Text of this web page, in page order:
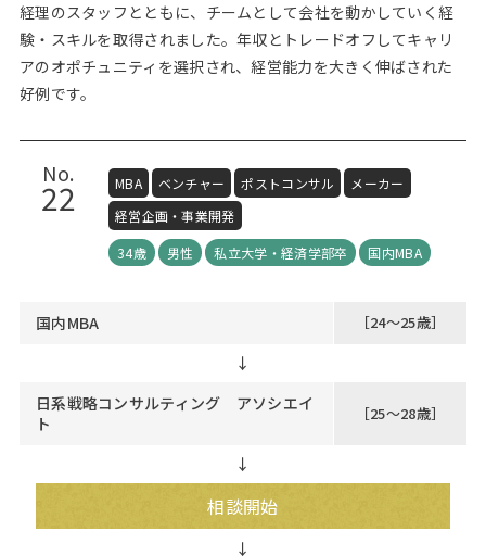
経理のスタッフとともに、チームとして会社を動かしていく経
験・スキルを取得されました。年収とトレードオフしてキャリ
アのオポチュニティを選択され、経営能力を大きく伸ばされた
好例です。
No.
22 MBA ベンチャー ポストコンサル
メーカー
経営企画・事業開発
34歳
男性 私立大学・経済学部卒 国内MBA
国内MBA ［24～25歳］
↓
日系戦略コンサルティング アソシエイ
ト
［25～28歳］
↓
相談開始